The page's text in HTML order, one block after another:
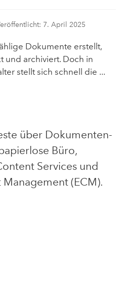
7. April 2025
Dokumente erstellt,
und archiviert. Doch in
stellt sich schnell die ...
über Dokumenten-
Büro,
Services und
(ECM).